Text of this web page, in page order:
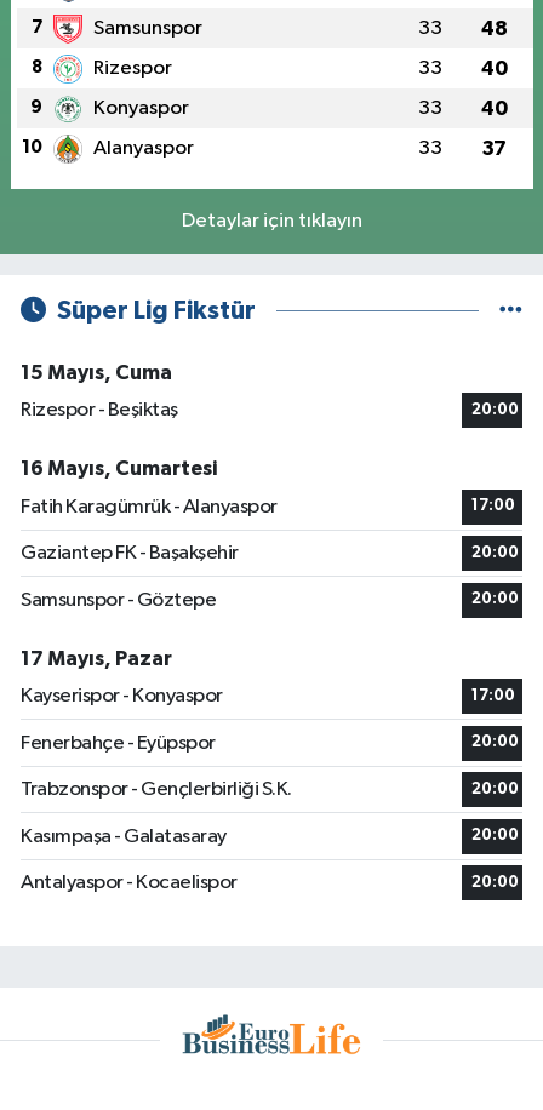
7 Samsunspor 33 48
8 Rizespor 33 40
9 Konyaspor 33 40
10 Alanyaspor 33 37
Detaylar için tıklayın
Süper Lig Fikstür
15 Mayıs, Cuma
Rizespor - Beşiktaş
20:00
16 Mayıs, Cumartesi
Fatih Karagümrük - Alanyaspor
17:00
Gaziantep FK - Başakşehir 20:00
Samsunspor - Göztepe 20:00
17 Mayıs, Pazar
Kayserispor - Konyaspor
17:00
Fenerbahçe - Eyüpspor 20:00
Trabzonspor - Gençlerbirliği S.K. 20:00
Kasımpaşa - Galatasaray 20:00
Antalyaspor - Kocaelispor 20:00